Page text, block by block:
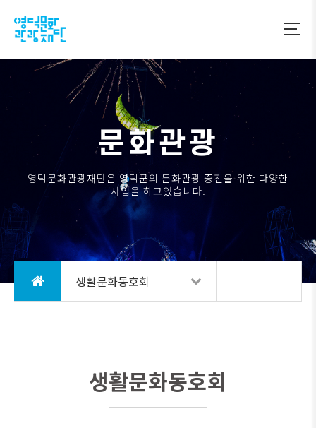
문화관광
영덕문화관광재단은 영덕군의 문화관광 증진을 위한 다양한
사업을 하고있습니다.
생활문화동호회
생활문화동호회